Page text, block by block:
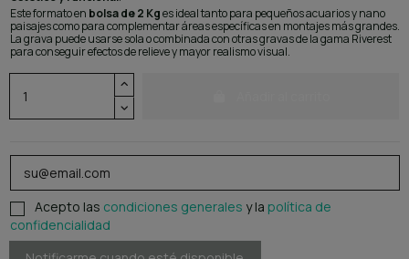
Este formato en bolsa de 2 Kges ideal tanto para pequeños acuarios y nano
paisajes como para complementar áreas específicas en montajes más grandes.
La grava puede usarse sola o combinada con otras gravas de la gama Riverest
para conseguir efectos de relieve y mayor realismo visual.
Acepto las condiciones generales y la política de
confidencialidad